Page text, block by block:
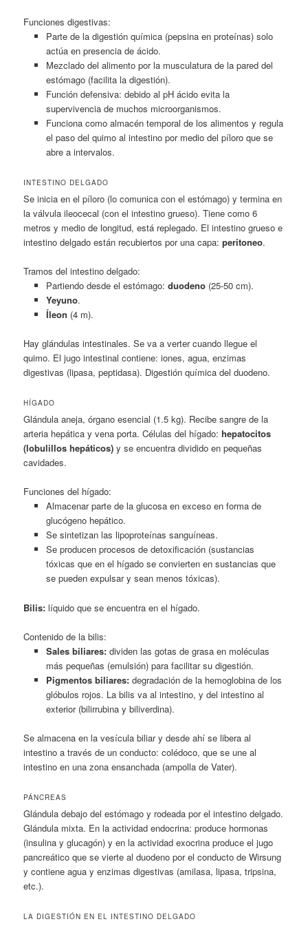
Funciones digestivas:
Parte de la digestión química (pepsina en proteínas) solo
actúa en presencia de ácido.
Mezclado del alimento por la musculatura de la pared del
estómago (facilita la digestión).
Función defensiva: debido al pH ácido evita la
supervivencia de muchos microorganismos.
Funciona como almacén temporal de los alimentos y regula
el paso del quimo al intestino por medio del píloro que se
abre a intervalos.
INTESTINO DELGADO
Se inicia en el píloro (lo comunica con el estómago) y termina en
la válvula ileocecal (con el intestino grueso). Tiene como 6
metros y medio de longitud, está replegado. El intestino grueso e
intestino delgado están recubiertos por una capa:peritoneo.
Tramos del intestino delgado:
Partiendo desde el estómago: duodeno(25-50 cm).
Yeyuno.
Íleon (4 m).
Hay glándulas intestinales. Se va a verter cuando llegue el
quimo. El jugo intestinal contiene: iones, agua, enzimas
digestivas (lipasa, peptidasa). Digestión química del duodeno.
HÍGADO
Glándula aneja, órgano esencial (1.5 kg). Recibe sangre de la
arteria hepática y vena porta. Células del hígado:hepatocitos
(lobulillos hepáticos) y se encuentra dividido en pequeñas
cavidades.
Funciones del hígado:
Almacenar parte de la glucosa en exceso en forma de
glucógeno hepático.
Se sintetizan las lipoproteínas sanguíneas.
Se producen procesos de detoxificación (sustancias
tóxicas que en el hígado se convierten en sustancias que
se pueden expulsar y sean menos tóxicas).
Bilis: líquido que se encuentra en el hígado.
Contenido de la bilis:
Sales biliares:dividen las gotas de grasa en moléculas
más pequeñas (emulsión) para facilitar su digestión.
Pigmentos biliares:degradación de la hemoglobina de los
glóbulos rojos. La bilis va al intestino, y del intestino al
exterior (bilirrubina y biliverdina).
Se almacena en la vesícula biliar y desde ahí se libera al
intestino a través de un conducto: colédoco, que se une al
intestino en una zona ensanchada (ampolla de Vater).
PÁNCREAS
Glándula debajo del estómago y rodeada por el intestino delgado.
Glándula mixta. En la actividad endocrina: produce hormonas
(insulina y glucagón) y en la actividad exocrina produce el jugo
pancreático que se vierte al duodeno por el conducto de Wirsung
y contiene agua y enzimas digestivas (amilasa, lipasa, tripsina,
etc.).
LA DIGESTIÓN EN EL INTESTINO DELGADO